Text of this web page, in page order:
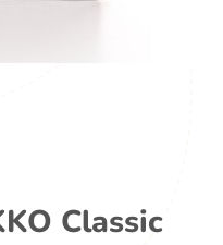
Classic